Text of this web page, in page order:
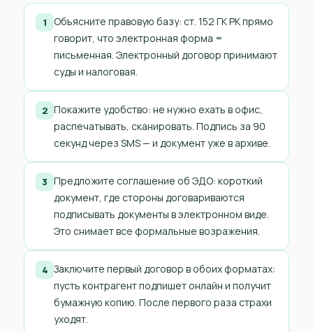
1
Объясните правовую базу: ст. 152 ГК РК прямо
говорит, что электронная форма =
письменная. Электронный договор принимают
суды и налоговая.
2 Покажите удобство: не нужно ехать в офис,
распечатывать, сканировать. Подпись за 90
секунд через SMS — и документ уже в архиве.
3 Предложите соглашение об ЭДО: короткий
документ, где стороны договариваются
подписывать документы в электронном виде.
Это снимает все формальные возражения.
4 Заключите первый договор в обоих форматах:
пусть контрагент подпишет онлайн и получит
бумажную копию. После первого раза страхи
уходят.